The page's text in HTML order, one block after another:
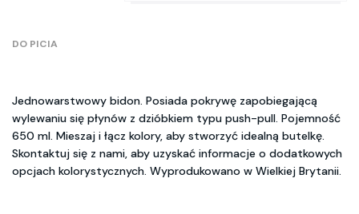
DO PICIA
Jednowarstwowy bidon. Posiada pokrywę zapobiegającą
wylewaniu się płynów z dzióbkiem typu push-pull. Pojemność
650 ml. Mieszaj i łącz kolory, aby stworzyć idealną butelkę.
Skontaktuj się z nami, aby uzyskać informacje o dodatkowych
opcjach kolorystycznych. Wyprodukowano w Wielkiej Brytanii.